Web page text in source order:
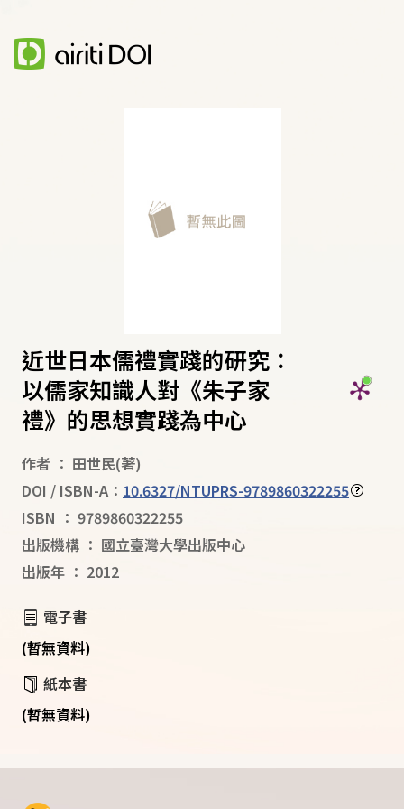
近世日本儒禮實踐的研究：
以儒家知識人對《朱子家
禮》的思想實踐為中心
作者 ： 田世民(著)
DOI / ISBN-A： 10.6327/NTUPRS-9789860322255
ISBN ： 9789860322255
出版機構 ： 國立臺灣大學出版中心
出版年 ： 2012
電子書
(暫無資料)
紙本書
(暫無資料)